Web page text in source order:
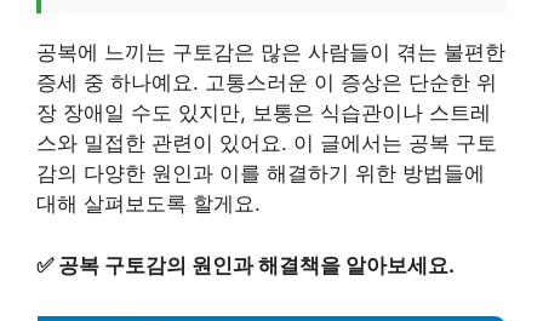
공복에 느끼는 구토감은 많은 사람들이 겪는 불편한
증세 중 하나예요. 고통스러운 이 증상은 단순한 위
장 장애일 수도 있지만, 보통은 식습관이나 스트레
스와 밀접한 관련이 있어요. 이 글에서는 공복 구토
감의 다양한 원인과 이를 해결하기 위한 방법들에
대해 살펴보도록 할게요.
✅ 공복 구토감의 원인과 해결책을 알아보세요.